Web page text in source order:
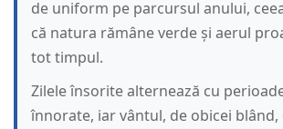
de uniform pe parcursul anului,
că natura rămâne verde și aerul
tot timpul.
Zilele însorite alternează cu
înnorate, iar vântul, de obicei